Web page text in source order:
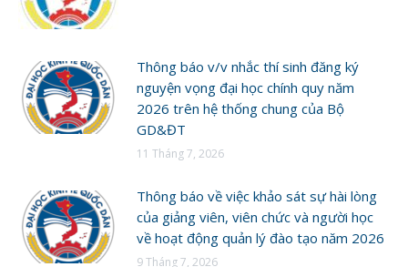
Thông báo v/v nhắc thí sinh đăng ký
nguyện vọng đại học chính quy năm
2026 trên hệ thống chung của Bộ
GD&ĐT
11 Tháng 7, 2026
Thông báo về việc khảo sát sự hài lòng
của giảng viên, viên chức và người học
về hoạt động quản lý đào tạo năm 2026
9 Tháng 7, 2026